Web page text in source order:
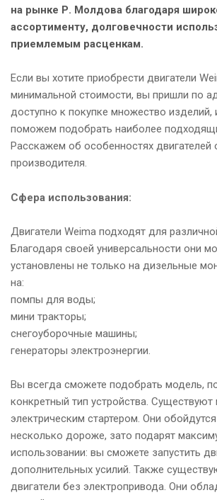
на рынке Р. Молдова благодаря
ассортименту, долговечности
приемлемым расценкам.
Если вы хотите приобрести двигатели
минимальной стоимости, вы пришли по
доступно к покупке множество
поможем подобрать наиболее
Расскажем об особенностях двигателей
производителя.
Сфера использования:
Двигатели Weima подходят для
Благодаря своей универсальности они
установлены не только на дизельные
на:
помпы для воды;
мини тракторы;
снегоуборочные машины;
генераторы электроэнергии.
Вы всегда сможете подобрать модель,
конкретный тип устройства. Существуют
электрическим стартером. Они
несколько дороже, зато подарят
использовании: вы сможете запустить
дополнительных усилий. Также
двигатели без электропривода. Они